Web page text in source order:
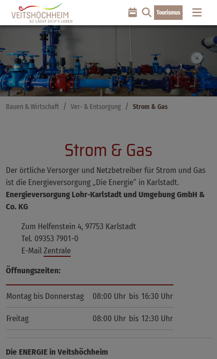
Tourismus
Bauen & Wirtschaft Ver- & Entsorgung Strom & Gas
Strom & Gas
Der örtliche Versorger und Netzbetreiber für Strom und Gas
ist die Energieversorgung „Die Energie“ in Karlstadt.
Energieversorgung Lohr-Karlstadt und Umgebung GmbH &
Co. KG
Zum Helfenstein 4, 97753 Karlstadt
Tel. 09353 7901-0
E-MailZentrale
Öffnungszeiten:
Montag bis Donnerstag 08:00 Uhr bis 16:30 Uhr
Freitag 08:00 Uhr bis 12:30 Uhr
Die ENERGIE in Veitshöchheim